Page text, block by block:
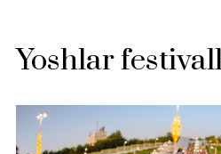
Yoshlar